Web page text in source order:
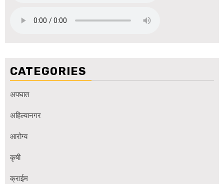
CATEGORIES
अपघात
अहिल्यानगर
आरोग्य
कृषी
क्राईम